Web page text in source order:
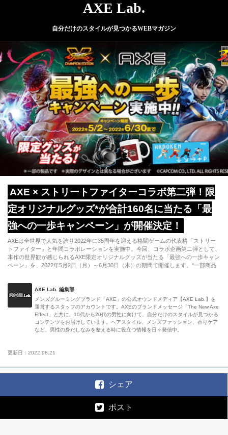
AXE Lab.
自分だけのスタイルが見つかるWEBマガジン
AXE × ストリートファイターコラボ第二弾！限
定オリジナルグッズ*が合計160名に当たる「最
強への一歩キャンペーン」が開催決定！
AXEは全世界で人気を誇り2022年に35周年を迎える格闘ゲームの代表格「ストリー
トファイター」と年間コラボレーションを実施中。今回、コラボ企画第二弾として、
本作の世界観が感じられるAXE限定オリジナルグッズが当たる「最強への一歩キャン
ペーン」を、2022年5月2日（月）～6月30日（木）の期間で開催します。*一部商品
AXE Lab. 編集部
メンズグルーミングブランド「AXE」の公式オウンドメディア【AXE Lab.】を
運営するスタッフのアカウントです。AXEのブランドメッセージ「The New Axe
Effect」と共に、10代から20代の男性に向けて、自分だけのスタイルが見つかる
コンテンツをお届けしています。ヘアスタイル、メンズファッション、香りケア
など、男性の身だしなみを整える時に役立つ情報を日々発信中。
更新日：2022.08.21
シェア
ポスト